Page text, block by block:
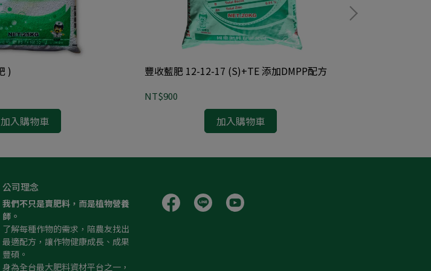
)
加入購物車
豐收藍肥 12-12-17 (S)+TE 添加DMPP配方
NT$900
加入購物車
公司理念
我們不只是賣肥料，而是植物營養
師。
了解每種作物的需求，陪農友找出
最適配方，讓作物健康成長、成果
豐碩。
身為全台最大肥料資材平台之一，